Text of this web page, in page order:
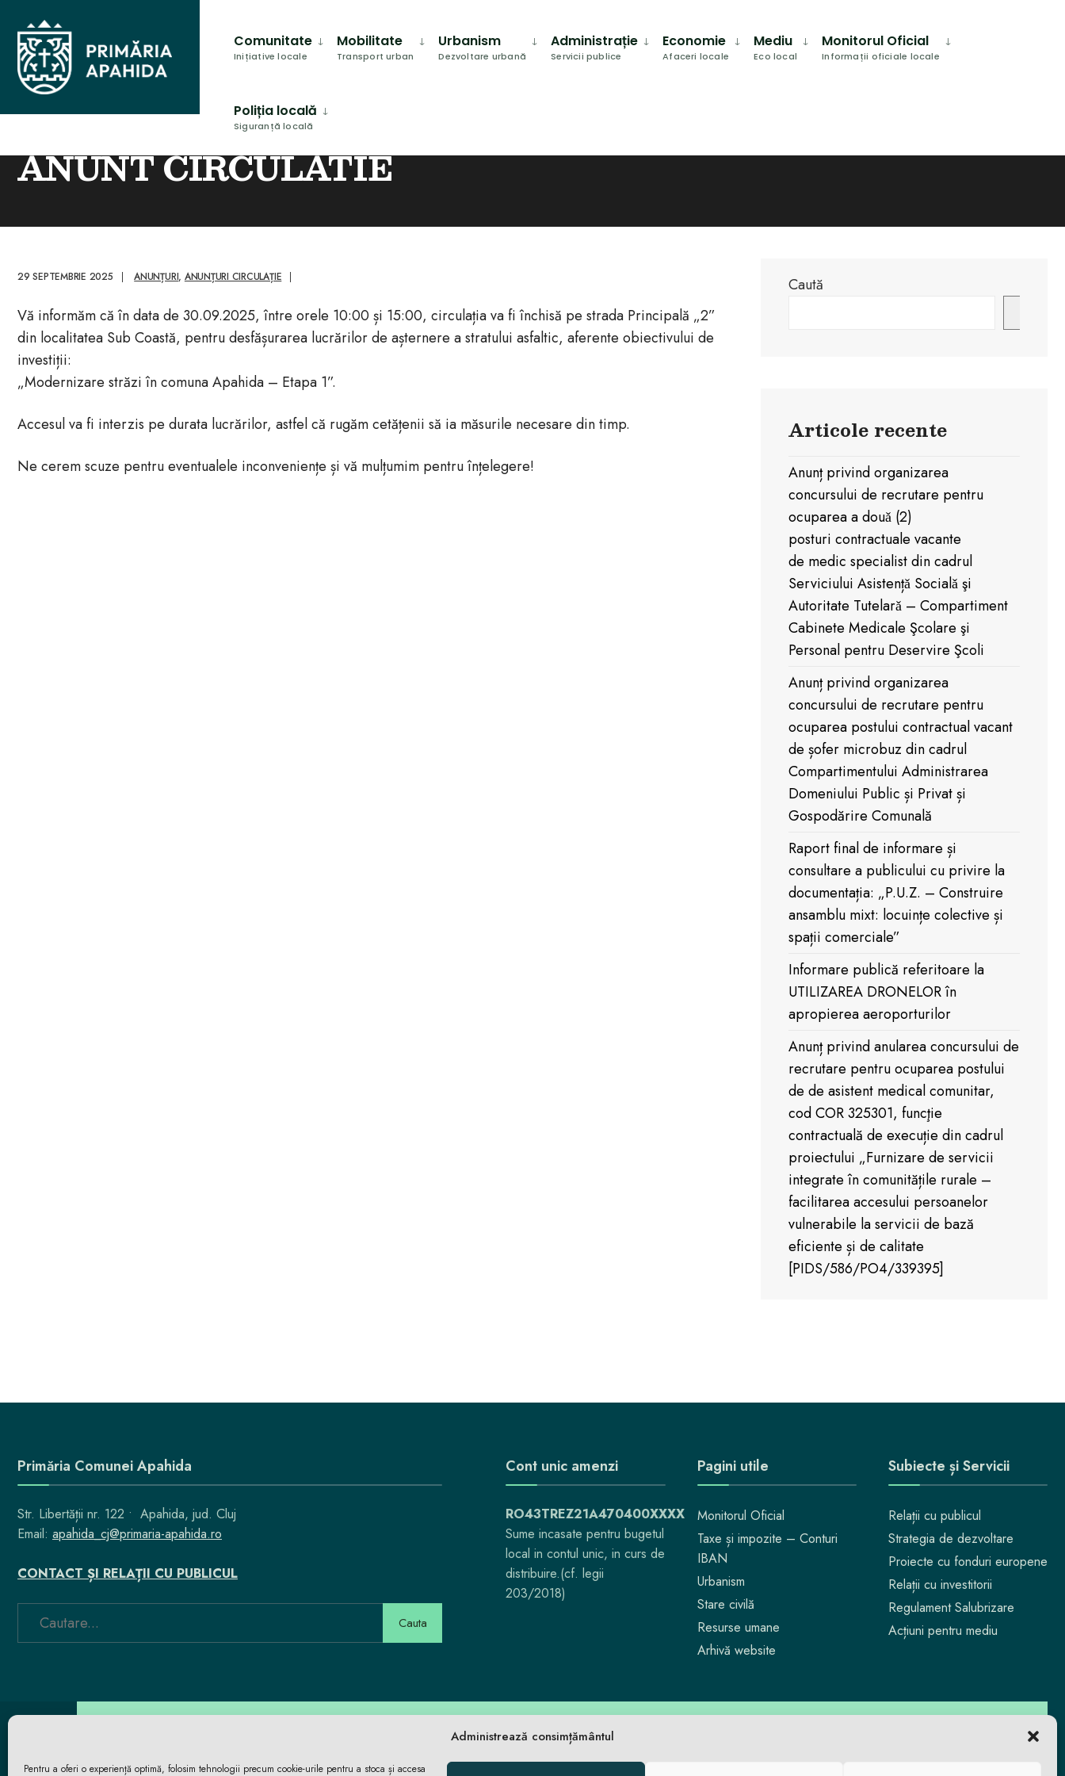
Administrează consimțământul
Pentru a oferi o experiență optimă, folosim tehnologii precum cookie-urile pentru a stoca și accesa
Skip
to
content
Comunitate
Inițiative locale
Mobilitate
Transport urban
Urbanism
Dezvoltare urbană
Administrație
Servicii publice
Economie
Afaceri locale
Mediu
Eco local
Monitorul Oficial
Informații oficiale locale
Poliția locală
Siguranță locală
ANUNT CIRCULATIE
ANUNT CIRCULATIE
29 SEPTEMBRIE 2025 | ANUNȚURI, ANUNȚURI CIRCULAȚIE |
Vă informăm că în data de 30.09.2025, între orele 10:00 și 15:00, circulația va fi închisă pe strada Principală „2”
din localitatea Sub Coastă, pentru desfășurarea lucrărilor de așternere a stratului asfaltic, aferente obiectivului de
investiții:
„Modernizare străzi în comuna Apahida – Etapa 1”.
Accesul va fi interzis pe durata lucrărilor, astfel că rugăm cetățenii să ia măsurile necesare din timp.
Ne cerem scuze pentru eventualele inconveniențe și vă mulțumim pentru înțelegere!
Caută
Articole recente
Anunț privind organizarea
concursului de recrutare pentru
ocuparea a douǎ (2)
posturi contractuale vacante
de medic specialist din cadrul
Serviciului Asistențǎ Socialǎ şi
Autoritate Tutelarǎ – Compartiment
Cabinete Medicale Şcolare şi
Personal pentru Deservire Şcoli
Anunț privind organizarea
concursului de recrutare pentru
ocuparea postului contractual vacant
de șofer microbuz din cadrul
Compartimentului Administrarea
Domeniului Public și Privat și
Gospodărire Comunală
Raport final de informare și
consultare a publicului cu privire la
documentația: „P.U.Z. – Construire
ansamblu mixt: locuințe colective și
spații comerciale”
Informare publică referitoare la
UTILIZAREA DRONELOR în
apropierea aeroporturilor
Anunț privind anularea concursului de
recrutare pentru ocuparea postului
de de asistent medical comunitar,
cod COR 325301, funcţie
contractuală de execuție din cadrul
proiectului „Furnizare de servicii
integrate în comunitățile rurale –
facilitarea accesului persoanelor
vulnerabile la servicii de bază
eficiente și de calitate
[PIDS/586/PO4/339395]
Primăria Comunei Apahida
Str. Libertății nr. 122 • Apahida, jud. Cluj
Email: apahida_cj@primaria-apahida.ro
CONTACT ȘI RELAȚII CU PUBLICUL
Cauta
Cont unic amenzi
RO43TREZ21A470400XXXX
Sume incasate pentru bugetul
local in contul unic, in curs de
distribuire.(cf. legii
203/2018)
Pagini utile
Monitorul Oficial
Taxe și impozite – Conturi
IBAN
Urbanism
Stare civilă
Resurse umane
Arhivă website
Subiecte și Servicii
Relații cu publicul
Strategia de dezvoltare
Proiecte cu fonduri europene
Relații cu investitorii
Regulament Salubrizare
Acțiuni pentru mediu
Aici locuiești. Aici te bucuri. Aici reușești.
Window